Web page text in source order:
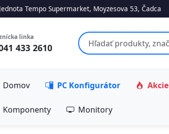
Tempo Supermarket, Moyzesova 53, Čadca
linka
433 2610
Domov PC Konfigurátor Akcie
Komponenty Monitory